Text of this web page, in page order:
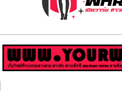
ส่อง
วาร์
ป